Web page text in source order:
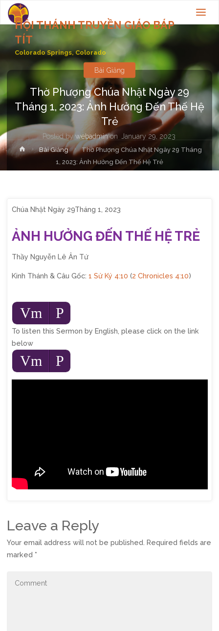
HỘI THÁNH TRUYỀN GIÁO BÁP
TÍT
Colorado Springs, Colorado
Thờ Phượng Chúa Nhật Ngày 29
Tháng 1, 2023: Ảnh Hưởng Đến Thế Hệ
Trẻ
Posted by webadmin on January 29, 2023
Bài Giảng
HomeBài Giảng
Thờ Phượng Chúa Nhật Ngày 29 Tháng
1, 2023: Ảnh Hưởng Đến Thế Hệ Trẻ
Chúa Nhật Ngày 29Tháng 1, 2023
ẢNH HƯỞNG ĐẾN THẾ HỆ TRẺ
Thầy Nguyễn Lê Ân Tứ
Kinh Thánh & Câu Gốc: 1 Sử Ký 4:10 (2 Chronicles 4:10)
Audio
Player
Vm P
To listen this Sermon by English, please click on the link
below
Audio
Player
Vm P
Leave a Reply
Your email address will not be published. Required fields are
marked *